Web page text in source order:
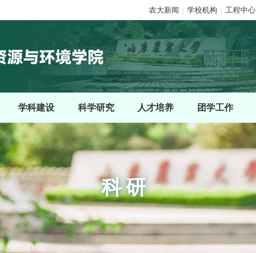
农大新闻 学校机构 工程中心
学科建设 科学研究 人才培养 团学工作
科研